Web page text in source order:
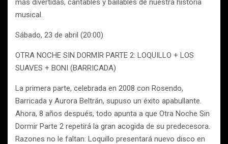
más divertidas, cantables y bailables de nuestra historia
musical.
Sábado, 23 de abril (20:00)
OTRA NOCHE SIN DORMIR PARTE 2: LOQUILLO + LOS
SUAVES + BONI (BARRICADA)
La primera parte, celebrada en 2008 con Rosendo,
Barricada y Aurora Beltrán, supuso un éxito apabullante.
Ahora, 8 años después, todo apunta a que Otra Noche Sin
Dormir Parte 2 repetirá la gran acogida de su predecesora.
Razones no le faltan: Loquillo presentará nuevo disco en